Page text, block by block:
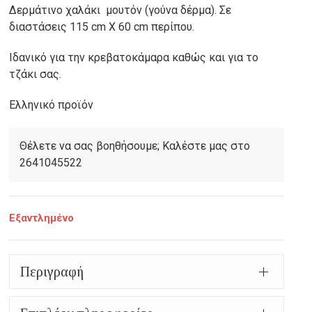
was:
48,00€.
τρέχουσα
τιμή
είναι:
38,00€.
Δερμάτινο χαλάκι μουτόν (γούνα δέρμα). Σε
διαστάσεις 115 cm X 60 cm περίπου.
Ιδανικό για την κρεβατοκάμαρα καθώς και για το
τζάκι σας.
Ελληνικό προϊόν
Θέλετε να σας βοηθήσουμε; Καλέστε μας στο
2641045522
Εξαντλημένο
Περιγραφή